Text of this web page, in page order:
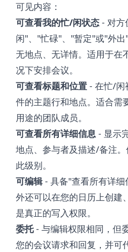
可见内容：
可查看我的忙/闲状态 - 对方
闲"、"忙碌"、"暂定"或"外出
无地点、无详情。适用于在
况下安排会议。
可查看标题和位置 - 在忙/闲
件的主题行和地点。适合需
用途的团队成员。
可查看所有详细信息 - 显示
地点、参与者及描述/备注
此级别。
可编辑- 具备"查看所有详细
外还可以在您的日历上创建
是真正的写入权限。
委托- 与编辑权限相同，但
您的会议请求和回复，并可